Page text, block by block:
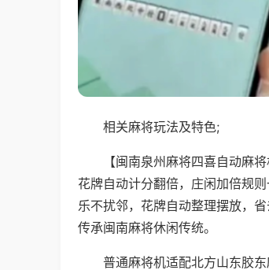
相关麻将玩法及特色;
【闽南泉州麻将四喜自动麻
花牌自动计分翻倍，庄闲加倍规
乐不扰邻，花牌自动整理摆放，
传承闽南麻将休闲传统。
普通麻将机适配北方山东胶